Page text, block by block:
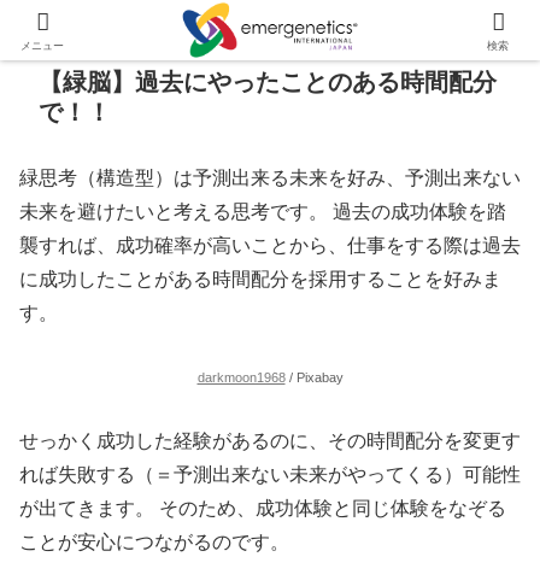
【緑脳】過去にやったことのある時間配分
で！！
緑思考（構造型）は予測出来る未来を好み、予測出来ない
未来を避けたいと考える思考です。 過去の成功体験を踏
襲すれば、成功確率が高いことから、仕事をする際は過去
に成功したことがある時間配分を採用することを好みま
す。
darkmoon1968/ Pixabay
せっかく成功した経験があるのに、その時間配分を変更す
れば失敗する（＝予測出来ない未来がやってくる）可能性
が出てきます。 そのため、成功体験と同じ体験をなぞる
ことが安心につながるのです。
メニュー 検索